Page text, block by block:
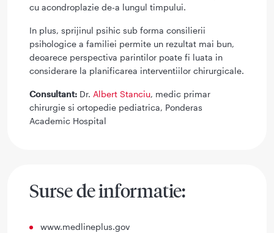
cu acondroplazie de-a lungul timpului.
In plus, sprijinul psihic sub forma consilierii
psihologice a familiei permite un rezultat mai bun,
deoarece perspectiva parintilor poate fi luata in
considerare la planificarea interventiilor chirurgicale.
Consultant: Dr. Albert Stanciu, medic primar
chirurgie si ortopedie pediatrica, Ponderas
Academic Hospital
Surse de informatie:
www.medlineplus.gov